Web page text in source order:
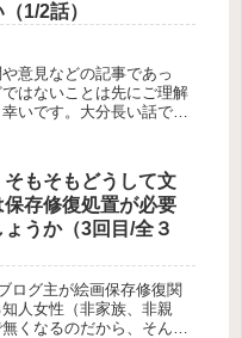
1/2話）
意見などの記事であっ
はないことは先にご理解
いです。大分長い話です
そもそもどうして文
保存修復処置が必要
うか（3回目/全３
ログ主が絵画保存修復関
人女性（非家族、非親
くなるのだから、そんな